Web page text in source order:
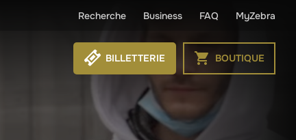
Recherche Business FAQ MyZebra
BILLETTERIE BOUTIQUE